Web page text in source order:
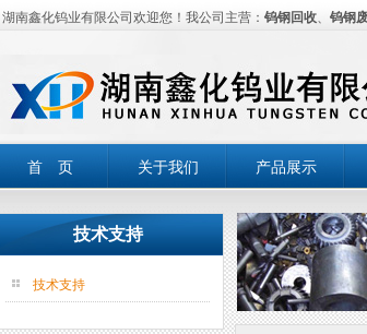
湖南鑫化钨业有限公司欢迎您！我公司主营： 钨钢回收、 钨钢
首 页 关于我们 产品展示
技术支持
技术支持